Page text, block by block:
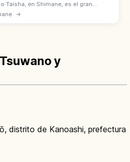
Taisha, en Shimane, es el gran
de Okuninushi-no-Okami, dios de
→
y
distrito de Kanoashi, prefectura